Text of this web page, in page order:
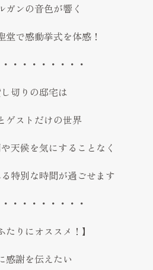
ガンの音色が響く
堂で感動挙式を体感！
・・・・・・・・
切りの邸宅は
ゲストだけの世界
天候を気にすることなく
特別な時間が過ごせます
・・・・・・・・
たりにオススメ！】
感謝を伝えたい